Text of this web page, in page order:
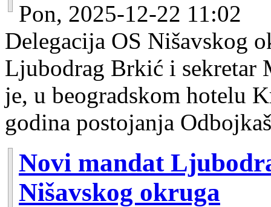
Pon, 2025-12-22 11:02
Delegacija OS Nišavskog
Ljubodrag Brkić i sekretar
je, u beogradskom hotelu
godina postojanja
Novi mandat
Nišavskog okruga